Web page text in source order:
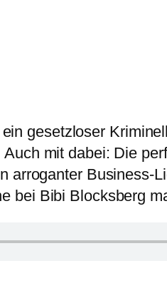
gesetzloser
mit dabei: Die
arroganter
bei Bibi Blocksberg